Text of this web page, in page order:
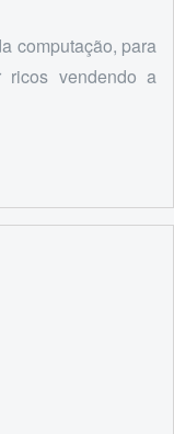
computação, para
ricos vendendo a